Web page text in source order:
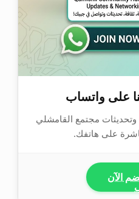
على واتساب
وتحديثات مجتمع القامشلي
على هاتفك.
الآن